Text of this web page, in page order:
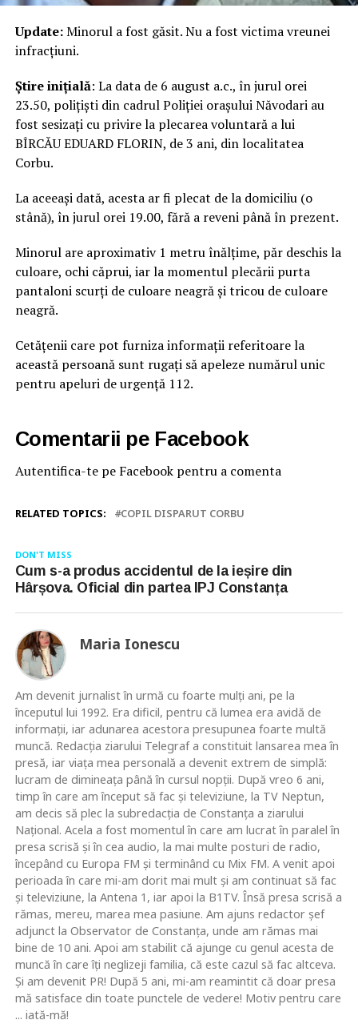
Update:Minorul a fost găsit. Nu a fost victima vreunei
infracțiuni.
Știre inițială: La data de 6 august a.c., în jurul orei
23.50, polițiști din cadrul Poliției orașului Năvodari au
fost sesizați cu privire la plecarea voluntară a lui
BÎRCĂU EDUARD FLORIN, de 3 ani, din localitatea
Corbu.
La aceeași dată, acesta ar fi plecat de la domiciliu (o
stână), în jurul orei 19.00, fără a reveni până în prezent.
Minorul are aproximativ 1 metru înălțime, păr deschis la
culoare, ochi căprui, iar la momentul plecării purta
pantaloni scurți de culoare neagră și tricou de culoare
neagră.
Cetățenii care pot furniza informații referitoare la
această persoană sunt rugați să apeleze numărul unic
pentru apeluri de urgență 112.
Comentarii pe Facebook
Autentifica-te pe Facebook pentru a comenta
RELATED TOPICS: COPIL DISPARUT CORBU
DON'T MISS
Cum s-a produs accidentul de la ieșire din
Hârșova. Oficial din partea IPJ Constanța
Maria Ionescu
Am devenit jurnalist în urmă cu foarte mulţi ani, pe la
începutul lui 1992. Era dificil, pentru că lumea era avidă de
informaţii, iar adunarea acestora presupunea foarte multă
muncă. Redacţia ziarului Telegraf a constituit lansarea mea în
presă, iar viaţa mea personală a devenit extrem de simplă:
lucram de dimineaţa până în cursul nopţii. După vreo 6 ani,
timp în care am început să fac şi televiziune, la TV Neptun,
am decis să plec la subredacţia de Constanţa a ziarului
Naţional. Acela a fost momentul în care am lucrat în paralel în
presa scrisă şi în cea audio, la mai multe posturi de radio,
începând cu Europa FM şi terminând cu Mix FM. A venit apoi
perioada în care mi-am dorit mai mult şi am continuat să fac
şi televiziune, la Antena 1, iar apoi la B1TV. Însă presa scrisă a
rămas, mereu, marea mea pasiune. Am ajuns redactor şef
adjunct la Observator de Constanţa, unde am rămas mai
bine de 10 ani. Apoi am stabilit că ajunge cu genul acesta de
muncă în care îţi neglizeji familia, că este cazul să fac altceva.
Şi am devenit PR! După 5 ani, mi-am reamintit că doar presa
mă satisface din toate punctele de vedere! Motiv pentru care
... iată-mă!